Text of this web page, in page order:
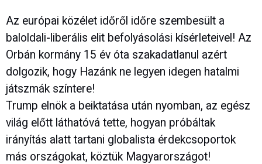
Az európai közélet időről időre szembesült a
baloldali-liberális elit befolyásolási kísérleteivel! Az
Orbán kormány 15 év óta szakadatlanul azért
dolgozik, hogy Hazánk ne legyen idegen hatalmi
játszmák színtere!
Trump elnök a beiktatása után nyomban, az egész
világ előtt láthatóvá tette, hogyan próbáltak
irányítás alatt tartani globalista érdekcsoportok
más országokat, köztük Magyarországot!